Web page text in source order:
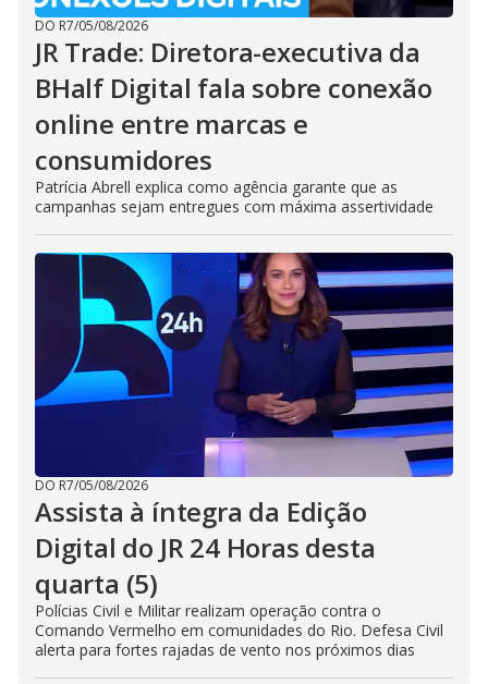
DO R7/05/08/2026
JR Trade: Diretora-executiva da
BHalf Digital fala sobre conexão
online entre marcas e
consumidores
Patrícia Abrell explica como agência garante que as
campanhas sejam entregues com máxima assertividade
DO R7/05/08/2026
Assista à íntegra da Edição
Digital do JR 24 Horas desta
quarta (5)
Polícias Civil e Militar realizam operação contra o
Comando Vermelho em comunidades do Rio. Defesa Civil
alerta para fortes rajadas de vento nos próximos dias